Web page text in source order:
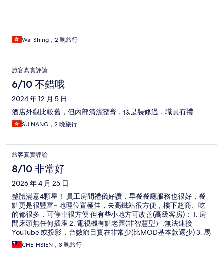
Wai Shing，2 晚旅行
旅客真實評論
6/10 不錯哦
2024 年 12 月 5 日
酒店外觀比較舊，但內部清潔整齊，似是裝修過，職員有禮
SU NANG，2 晚旅行
旅客真實評論
8/10 非常好
2026 年 4 月 25 日
整體滿意4顆星！ 員工房間禮儀好讚，早餐餐廳服務也很好，餐
點更是很豐富~ 地理位置極佳，去高鐵站很方便，樓下超商、吃
的都很多，可停車很方便 但有些小地方可改善(高級客房)： 1. 房
間床頭無任何插座 2. 電視機有點老舊(非智慧型）,無法連接
YouTube 或投影，台數節目實在非常少(比MOD基本款還少) 3. 馬
桶沖水時水花會噴出到椅座 4. 窗戶窗簾上方仔細看似乎該清潔了
CHE-HSIEN，3 晚旅行